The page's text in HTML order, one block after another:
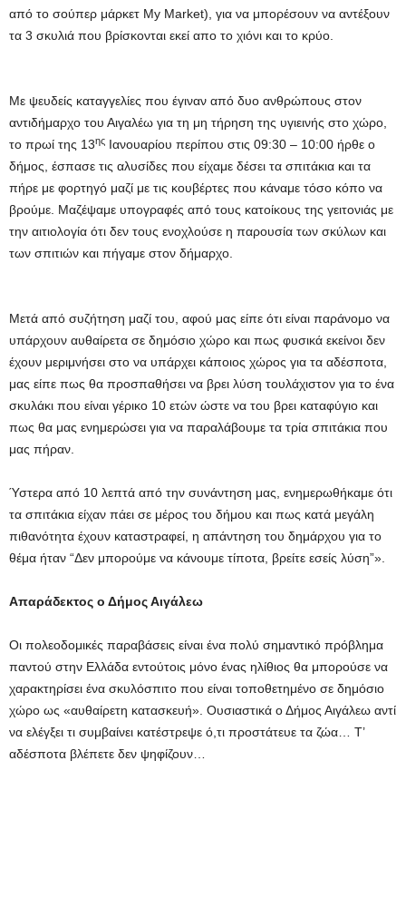
από το σούπερ μάρκετ My Μarket), για να μπορέσουν να αντέξουν
τα 3 σκυλιά που βρίσκονται εκεί απο το χιόνι και το κρύο.
Με ψευδείς καταγγελίες που έγιναν από δυο ανθρώπους στον
αντιδήμαρχο του Αιγαλέω για τη μη τήρηση της υγιεινής στο χώρο,
το πρωί της 13ης Ιανουαρίου περίπου στις 09:30 – 10:00 ήρθε ο
δήμος, έσπασε τις αλυσίδες που είχαμε δέσει τα σπιτάκια και τα
πήρε με φορτηγό μαζί με τις κουβέρτες που κάναμε τόσο κόπο να
βρούμε. Μαζέψαμε υπογραφές από τους κατοίκους της γειτονιάς με
την αιτιολογία ότι δεν τους ενοχλούσε η παρουσία των σκύλων και
των σπιτιών και πήγαμε στον δήμαρχο.
Μετά από συζήτηση μαζί του, αφού μας είπε ότι είναι παράνομο να
υπάρχουν αυθαίρετα σε δημόσιο χώρο και πως φυσικά εκείνοι δεν
έχουν μεριμνήσει στο να υπάρχει κάποιος χώρος για τα αδέσποτα,
μας είπε πως θα προσπαθήσει να βρει λύση τουλάχιστον για το ένα
σκυλάκι που είναι γέρικο 10 ετών ώστε να του βρει καταφύγιο και
πως θα μας ενημερώσει για να παραλάβουμε τα τρία σπιτάκια που
μας πήραν.
Ύστερα από 10 λεπτά από την συνάντηση μας, ενημερωθήκαμε ότι
τα σπιτάκια είχαν πάει σε μέρος του δήμου και πως κατά μεγάλη
πιθανότητα έχουν καταστραφεί, η απάντηση του δημάρχου για το
θέμα ήταν “Δεν μπορούμε να κάνουμε τίποτα, βρείτε εσείς λύση”».
Απαράδεκτος ο Δήμος Αιγάλεω
Οι πολεοδομικές παραβάσεις είναι ένα πολύ σημαντικό πρόβλημα
παντού στην Ελλάδα εντούτοις μόνο ένας ηλίθιος θα μπορούσε να
χαρακτηρίσει ένα σκυλόσπιτο που είναι τοποθετημένο σε δημόσιο
χώρο ως «αυθαίρετη κατασκευή». Ουσιαστικά ο Δήμος Αιγάλεω αντί
να ελέγξει τι συμβαίνει κατέστρεψε ό,τι προστάτευε τα ζώα… Τ’
αδέσποτα βλέπετε δεν ψηφίζουν…